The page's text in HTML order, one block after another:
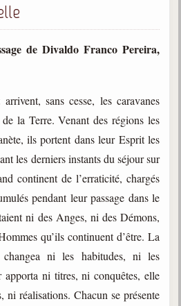
de Divaldo Franco Pereira,
sans cesse, les caravanes
la Terre. Venant des régions les
ils portent dans leur Esprit les
les derniers instants du séjour sur
continent de l’erraticité, chargés
pendant leur passage dans le
ni des Anges, ni des Démons,
qu’ils continuent d’être. La
ni les habitudes, ni les
ni titres, ni conquêtes, elle
ni réalisations. Chacun se présente